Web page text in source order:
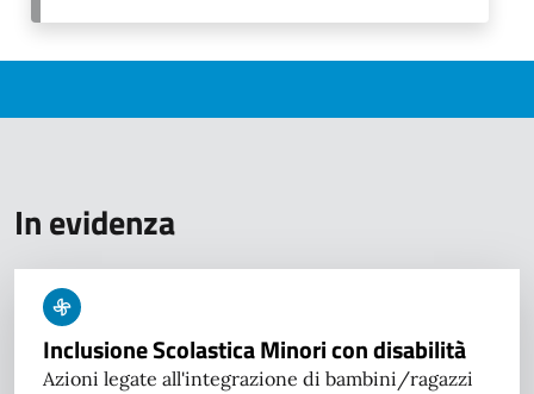
In evidenza
Inclusione Scolastica Minori con disabilità
Azioni legate all'integrazione di bambini/ragazzi